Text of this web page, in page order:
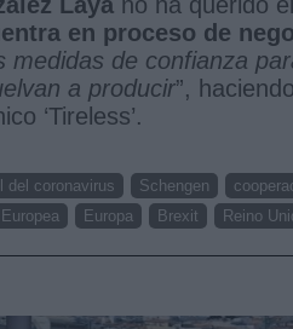
en proceso de
medidas de confianza
a producir”,
‘Tireless’.
del coronavirus Schengen
Europa Brexit Reino